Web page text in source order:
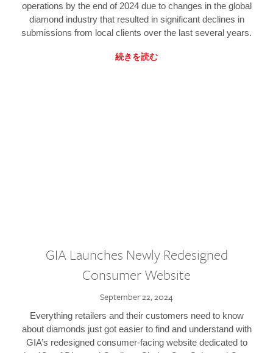
operations by the end of 2024 due to changes in the global
diamond industry that resulted in significant declines in
submissions from local clients over the last several years.
続きを読む
GIA Launches Newly Redesigned
Consumer Website
September 22, 2024
Everything retailers and their customers need to know
about diamonds just got easier to find and understand with
GIA’s redesigned consumer-facing website dedicated to